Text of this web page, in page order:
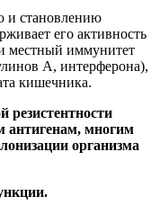
и становлению
его активность
местный иммунитет
А, интерферона),
кишечника.
многим
организма